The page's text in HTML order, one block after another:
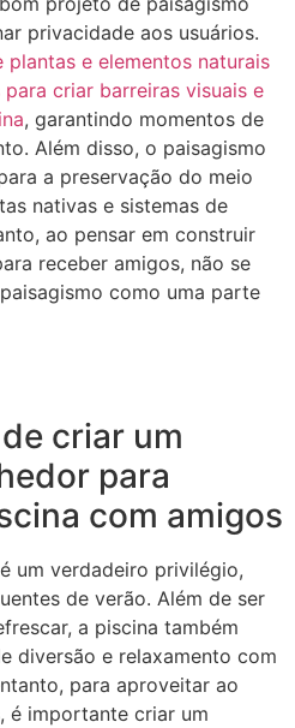
privacidade aos usuários.
e elementos naturais
criar barreiras visuais e
, garantindo momentos de
Além disso, o paisagismo
a preservação do meio
nativas e sistemas de
ao pensar em construir
receber amigos, não se
como uma parte
criar um
para
com amigos
um verdadeiro privilégio,
de verão. Além de ser
a piscina também
diversão e relaxamento com
para aproveitar ao
é importante criar um